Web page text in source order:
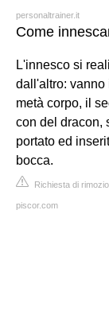
personaltrainer.it
Come
L'innesco si
dall'altro: vanno
metà corpo, il
con del dracon,
portato ed
bocca.
Richiesta di
piscor.com